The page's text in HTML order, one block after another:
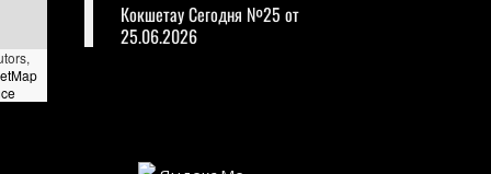
Кокшетау Сегодня №25 от
25.06.2026